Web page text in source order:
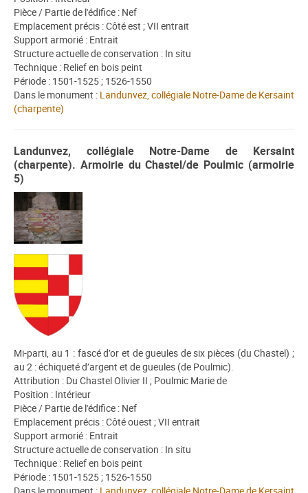
Pièce / Partie de l'édifice : Nef
Emplacement précis : Côté est ; VII entrait
Support armorié : Entrait
Structure actuelle de conservation : In situ
Technique : Relief en bois peint
Période : 1501-1525 ; 1526-1550
Dans le monument : Landunvez, collégiale Notre-Dame de Kersaint
(charpente)
Landunvez, collégiale Notre-Dame de Kersaint
(charpente). Armoirie du Chastel/de Poulmic (armoirie
5)
Mi-parti, au 1 : fascé d’or et de gueules de six pièces (du Chastel) ;
au 2 : échiqueté d’argent et de gueules (de Poulmic).
Attribution : Du Chastel Olivier II ; Poulmic Marie de
Position : Intérieur
Pièce / Partie de l'édifice : Nef
Emplacement précis : Côté ouest ; VII entrait
Support armorié : Entrait
Structure actuelle de conservation : In situ
Technique : Relief en bois peint
Période : 1501-1525 ; 1526-1550